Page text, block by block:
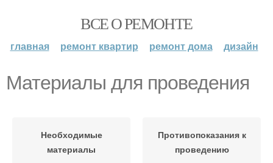
ВСЕ О РЕМОНТЕ
главная ремонт квартир ремонт дома дизайн
Материалы для проведения
Необходимые
материалы
Противопоказания к
проведению